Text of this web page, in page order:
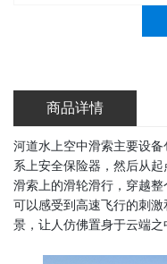
商品详情
河道水上空中滑索主要设
系上安全保险器，然后从
滑索上的滑轮滑行，穿越
可以感受到高速飞行的刺
景，让人仿佛置身于云端之